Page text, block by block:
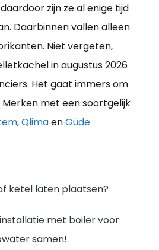
zijn ze al enige tijd
Daarbinnen vallen alleen
Niet vergeten,
in augustus 2026
Het gaat immers om
met een soortgelijk
,QlimaenGüde
ketel laten plaatsen?
met boiler voor
samen!